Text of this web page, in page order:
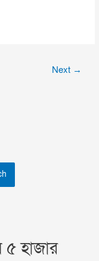
Next →
৫ হাজার